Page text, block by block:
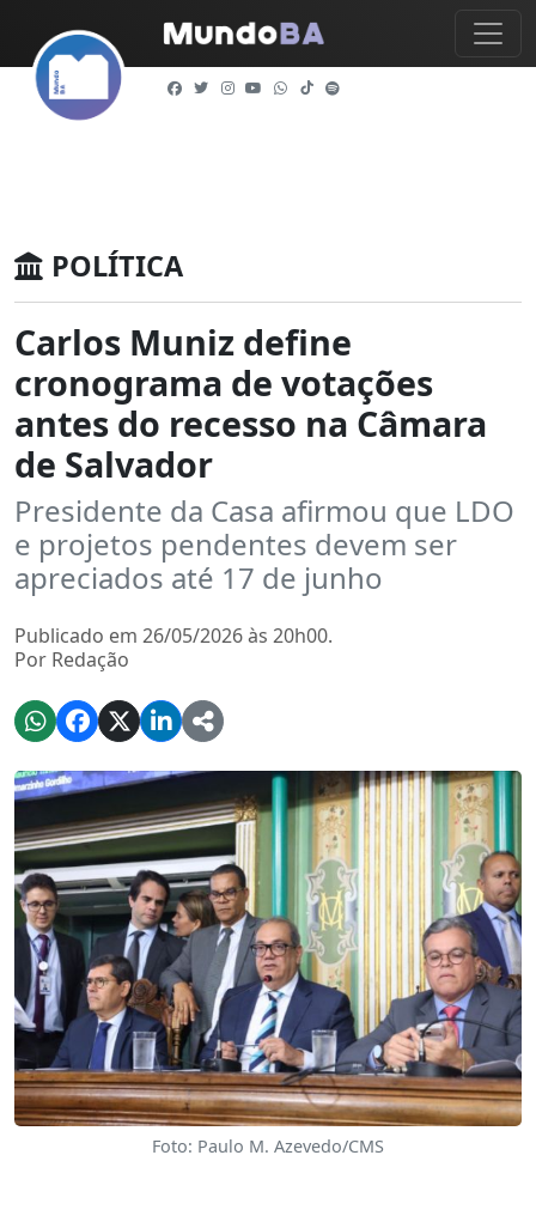
POLÍTICA
Carlos Muniz define
cronograma de votações
antes do recesso na Câmara
de Salvador
Presidente da Casa afirmou que LDO
e projetos pendentes devem ser
apreciados até 17 de junho
Publicado em 26/05/2026 às 20h00.
Por Redação
Foto: Paulo M. Azevedo/CMS